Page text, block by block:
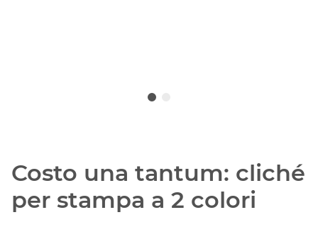
Costo una tantum: cliché
per stampa a 2 colori